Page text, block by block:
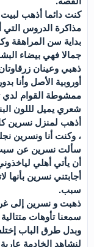
كنت دائما أذهب
مذاكرة الدروس التي
بداية سن المراهقة
جمالا فهي بيضاء
ذهبي وعينان
أوروبية الأصل وأنا
ممشوطة القوام لدي
شعري يميل لللون
أذهب لمنزل نسرين
، وكنت أنا ونسرين
سألت نسرين عن سبب
أن يأتي أهلي
أجابتني نسرين
سبب.
ذهبت و نسرين إلى
سمعنا تأوهات
وبدل طرق الباب
لنشاهد الخادمة